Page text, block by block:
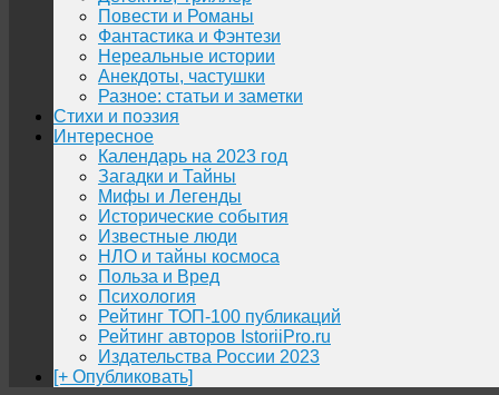
Повести и Романы
Фантастика и Фэнтези
Нереальные истории
Анекдоты, частушки
Разное: статьи и заметки
Стихи и поэзия
Интересное
Календарь на 2023 год
Загадки и Тайны
Мифы и Легенды
Исторические события
Известные люди
НЛО и тайны космоса
Польза и Вред
Психология
Рейтинг ТОП-100 публикаций
Рейтинг авторов IstoriiPro.ru
Издательства России 2023
[+ Опубликовать]